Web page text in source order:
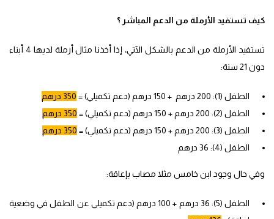
كيف تستفيد الأرملة من الدعم المباشر ؟
تستفيد الأرملة من الدعم بالشكل الآتي، إذا أخذنا مثال أرملة لديها 4 أبناء
دون 21 سنة:
الطفل (1): 200 درهم + 150 درهم (دعم تكميلي) =
350 درهم
الطفل (2): 200 درهم + 150 درهم (دعم تكميلي) =
350 درهم
الطفل (3): 200 درهم + 150 درهم (دعم تكميلي) =
350 درهم
الطفل (4): 36 درهم
وفي حال وجود ابن خامس مثلا مصاب بإعاقة:
الطفل (5): 36 درهم + 100 درهم (دعم تكميلي عن الطفل في وضعية